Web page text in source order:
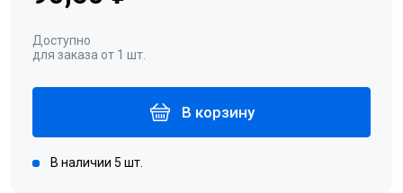
Доступно
для заказа от 1 шт.
В корзину
В наличии 5 шт.